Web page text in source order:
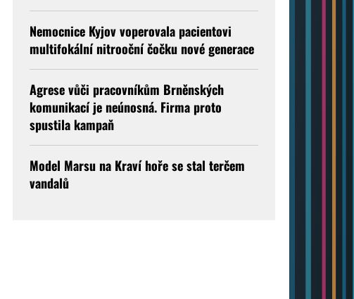
Nemocnice Kyjov voperovala pacientovi
multifokální nitrooční čočku nové generace
Agrese vůči pracovníkům Brněnských
komunikací je neúnosná. Firma proto
spustila kampaň
Model Marsu na Kraví hoře se stal terčem
vandalů